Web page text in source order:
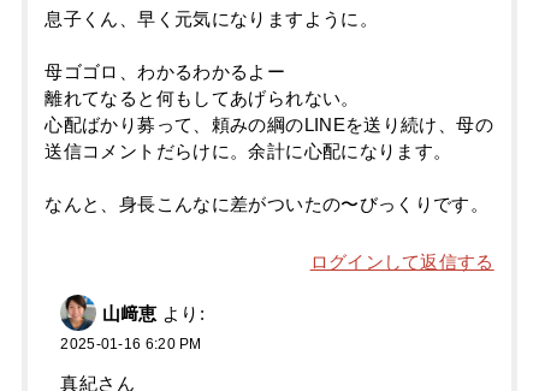
息子くん、早く元気になりますように。
母ゴゴロ、わかるわかるよー
離れてなると何もしてあげられない。
心配ばかり募って、頼みの綱のLINEを送り続け、母の
送信コメントだらけに。余計に心配になります。
なんと、身長こんなに差がついたの〜びっくりです。
ログインして返信する
山﨑恵 より:
2025-01-16 6:20 PM
真紀さん